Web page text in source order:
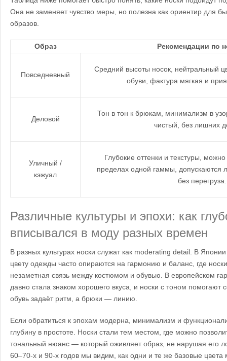
Она не заменяет чувство меры, но полезна как ориентир для
образов.
Образ Рекомендации по
Повседневный
Средний высоты носок, нейтральный
обуви, фактура мягкая и
Деловой
Тон в тон к брюкам, минимализм в
чистый, без лишних
Уличный /
кэжуал
Глубокие оттенки и текстуры,
пределах одной гаммы, допускаются
без перегруза.
Различные культуры и эпохи: как
вписывался в моду разных времен
В разных культурах носки служат как moderating detail. В
цвету одежды часто опираются на гармонию и баланс, где носки
незаметная связь между костюмом и обувью. В европейском
давно стала знаком хорошего вкуса, и носки с тоном помогают
обувь задаёт ритм, а брюки — линию.
Если обратиться к эпохам модерна, минимализм и
глубину в простоте. Носки стали тем местом, где можно
тональный нюанс — который оживляет образ, не нарушая его
60–70-х и 90-х годов мы видим, как одни и те же базовые цвета